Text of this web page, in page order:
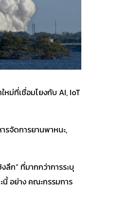
ม่ที่เชื่อมโยงกับ AI, IoT
รจัดการยานพาหนะ,
ลึก” ที่มากกว่าการระบุ
นี้ อย่าง คณะกรรมการ